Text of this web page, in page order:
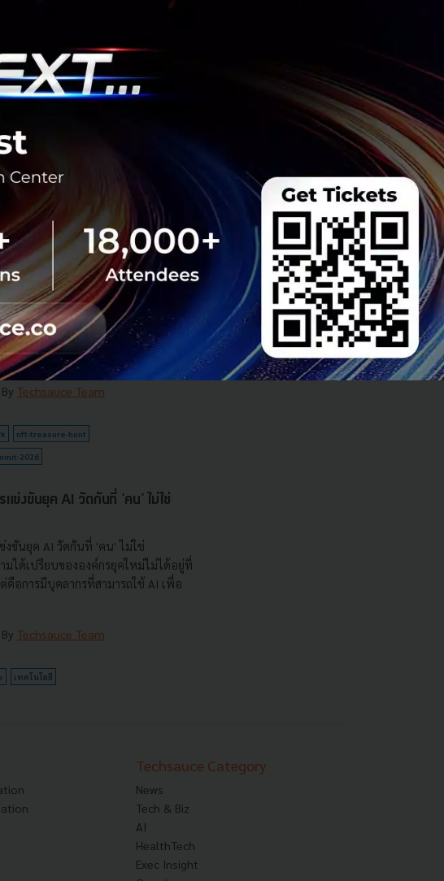
Esri Thailand นำระบบแผนที่
ะภาพถ่ายดาวเทียม ตรวจพิกัดแปลง
ว์ ยกระดับความโปร่งใส ตอบโจทย์
พร้อมลดต้นทุนก...
| ByTechsauce Team
ะ Techsauce สานต่อความร่วม
Treasure Hunt Season 4 ยก
ณ์ดิจิทัลใน Techsauce Global
ลังกับ Techsauce อีกครั้งในงาน
Summit 2026 ภายใต้ธีม "The Race
ระหว่างวันที่ 26-28 สิงหาคม 2026
งชาติสิริ...
Techsauce Team
nft-treasure-hunt
2026
แข่งขันยุค AI วัดกันที่ 'คน' ไม่ใช่
งขันยุค AI วัดกันที่ 'คน' ไม่ใช่
มได้เปรียบขององค์กรยุคใหม่ไม่ได้อยู่ที่
คือการมีบุคลากรที่สามารถใช้ AI เพื่อ
Techsauce Team
เทคโนโลยี
Techsauce Category
News
Tech & Biz
AI
HealthTech
Exec Insight